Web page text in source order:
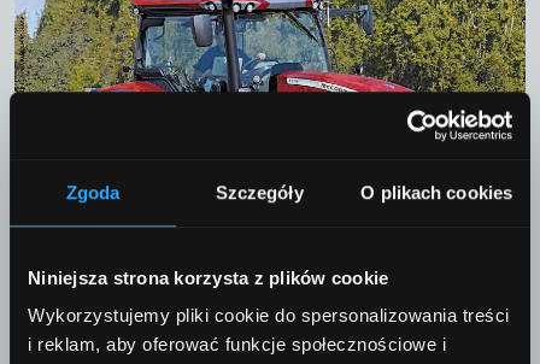
Zgoda Szczegóły O plikach cookies
Niniejsza strona korzysta z plików cookie
Wykorzystujemy pliki cookie do spersonalizowania treści
i reklam, aby oferować funkcje społecznościowe i
McC POWER TECHNOLOGY N°4,
September 2022